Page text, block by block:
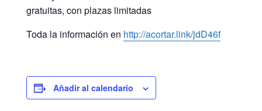
gratuitas, con plazas limitadas
Toda la información en http://acortar.link/jdD46f
Añadir al calendario